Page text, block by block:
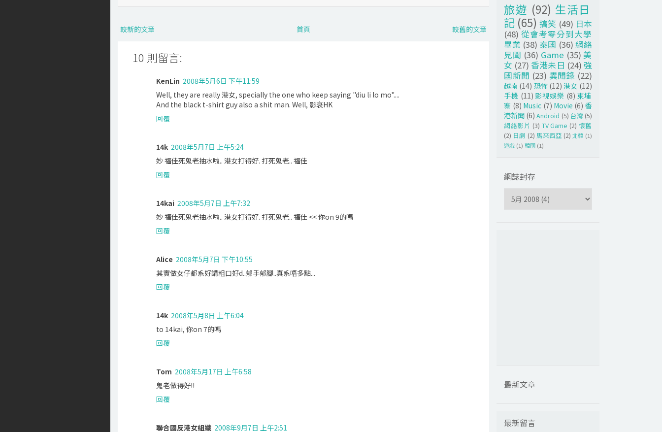
較新的文章 較舊的文章
首頁
10 則留言:
KenLin 2008年5月6日 下午11:59
Well, they are really 港女, specially the one who keep saying "diu li lo mo"....
And the black t-shirt guy also a shit man. Well, 影衰HK
回覆
14k 2008年5月7日 上午5:24
妙 福佳死鬼老抽水啦.. 港女打得好. 打死鬼老.. 福佳
回覆
14kai 2008年5月7日 上午7:32
妙 福佳死鬼老抽水啦.. 港女打得好. 打死鬼老.. 福佳 << 你on 9的嗎
回覆
Alice 2008年5月7日 下午10:55
其實做女仔都系好講粗口好d..郁手郁腳..真系唔多點...
回覆
14k 2008年5月8日 上午6:04
to 14kai, 你on 7的嗎
回覆
Tom 2008年5月17日 上午6:58
鬼老做得好!!
回覆
聯合國反港女組織 2008年9月7日 上午2:51
旅遊 (92) 生活日
記 (65) 搞笑 (49) 日本
(48) 從會考零分到大學
畢業 (38) 泰國 (36) 網絡
見聞 (36) Game (35) 美
女 (27) 香港未日 (24) 強
國新聞 (23) 異聞錄 (22)
越南 (14) 恐怖 (12) 港女 (12)
手機 (11) 影視娛樂 (8) 柬埔
寨 (8) Music (7) Movie (6) 香
港新聞 (6) Android (5) 台灣 (5)
網絡影片 (3) TV Game (2) 懷舊
(2) 日劇 (2) 馬來西亞 (2) 北韓 (1)
遊戲 (1) 韓國 (1)
網誌封存
最新文章
最新留言